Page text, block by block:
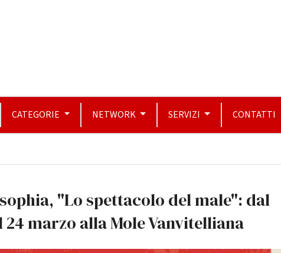
CATEGORIE NETWORK SERVIZI CONTATTI
"Lo spettacolo del male": dal
24 marzo alla Mole Vanvitelliana